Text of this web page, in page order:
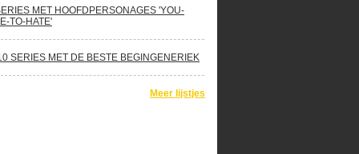
MET HOOFDPERSONAGES 'YOU-
TO-HATE'
SERIES MET DE BESTE BEGINGENERIEK
Meer lijstjes